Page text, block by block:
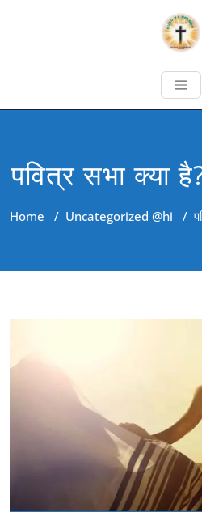
पवित्र सभा क्या
Home / Uncategorized @hi /